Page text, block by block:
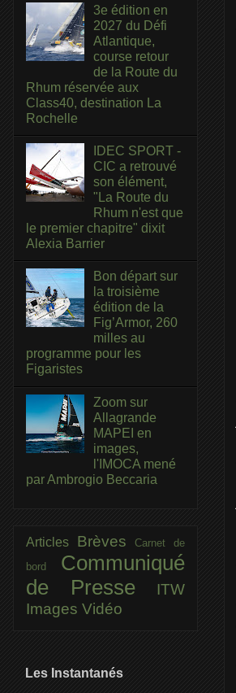
3e édition en
2027 du Défi
Atlantique,
course retour
de la Route du
Rhum réservée aux
Class40, destination La
Rochelle
IDEC SPORT -
CIC a retrouvé
son élément,
"La Route du
Rhum n'est que
le premier chapitre" dixit
Alexia Barrier
Bon départ sur
la troisième
édition de la
Fig’Armor, 260
milles au
programme pour les
Figaristes
Zoom sur
Allagrande
MAPEI en
images,
l'IMOCA mené
par Ambrogio Beccaria
Articles BrèvesCarnet de
bord Communiqué
de Presse
ITW
Images Vidéo
Les Instantanés